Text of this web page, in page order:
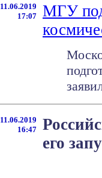
11.06.2019
17:07
МГУ
11.06.2019
16:47
его